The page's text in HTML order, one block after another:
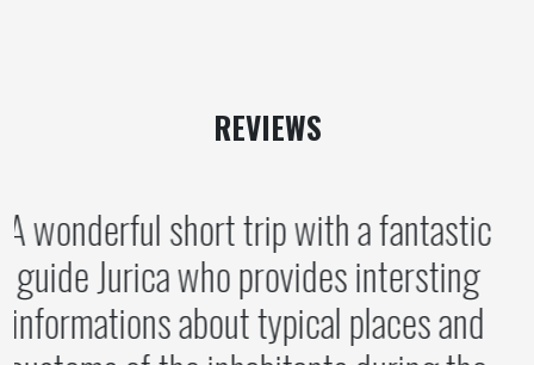
REVIEWS
A wonderful short trip with a fantastic
guide Jurica who provides intersting
informations about typical places and